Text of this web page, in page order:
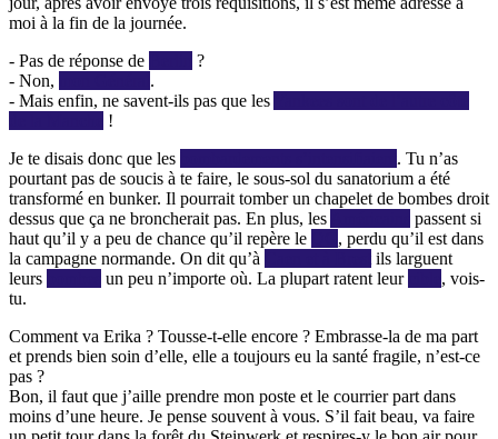
moi à la fin de la journée.
- Pas de réponse de
?
- Non,
.
- Mais enfin, ne savent-ils pas que les
!
Je te disais donc que les
. Tu n’as
pourtant pas de soucis à te faire, le sous-sol du sanatorium a été
transformé en bunker. Il pourrait tomber un chapelet de bombes droit
dessus que ça ne broncherait pas. En plus, les
passent si
haut qu’il y a peu de chance qu’il repère le
, perdu qu’il est dans
la campagne normande. On dit qu’à
ils larguent
leurs
un peu n’importe où. La plupart ratent leur
, vois-
tu.
Comment va Erika ? Tousse-t-elle encore ? Embrasse-la de ma part
et prends bien soin d’elle, elle a toujours eu la santé fragile, n’est-ce
pas ?
Bon, il faut que j’aille prendre mon poste et le courrier part dans
moins d’une heure. Je pense souvent à vous. S’il fait beau, va faire